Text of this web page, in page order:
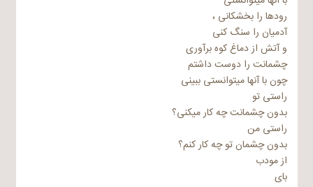
رودها را بخشکانی ،
آدمیان را سنگ کنی
و آتش از دماغ کوه برآوری
چشمانت را دوست داشتم
چون با آنها میتوانستی ببینی
راستی تو
بدون چشمانت چه کار میکنی؟
راستی من
بدون چشمان تو چه کار کنم؟
از مودب
بای